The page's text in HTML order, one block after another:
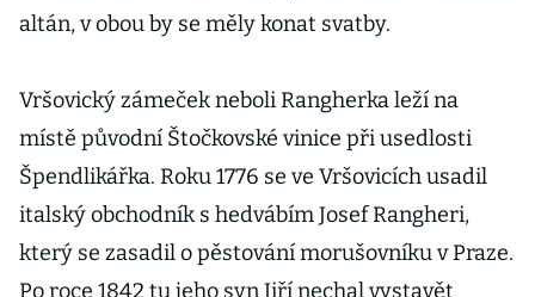
altán, v obou by se měly konat svatby.
Vršovický zámeček neboli Rangherka leží na
místě původní Štočkovské vinice při usedlosti
Špendlikářka. Roku 1776 se ve Vršovicích usadil
italský obchodník s hedvábím Josef Rangheri,
který se zasadil o pěstování morušovníku v Praze.
Po roce 1842 tu jeho syn Jiří nechal vystavět